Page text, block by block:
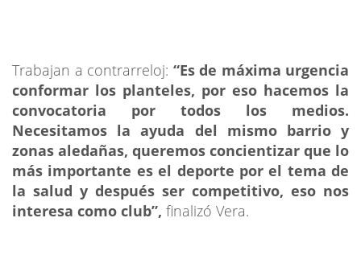
Trabajan a contrarreloj: “Es de máxima urgencia
conformar los planteles, por eso hacemos la
convocatoria por todos los medios.
Necesitamos la ayuda del mismo barrio y
zonas aledañas, queremos concientizar que lo
más importante es el deporte por el tema de
la salud y después ser competitivo, eso nos
interesa como club”, finalizó Vera.